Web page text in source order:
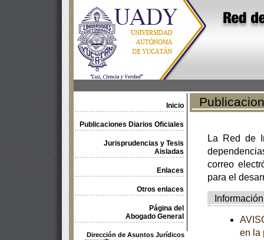
Inicio
Publicaciones Diarios Oficiales
Jurisprudencias y Tesis
Aisladas
Enlaces
Otros enlaces
Página del
Abogado General
Dirección de Asuntos Jurídicos
La Red de
correo
para el
Información
en la